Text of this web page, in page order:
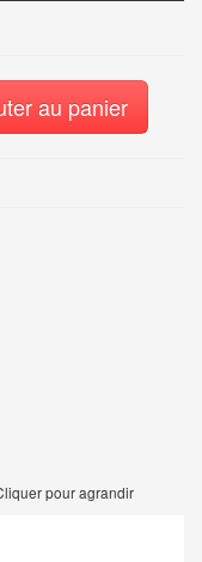
au panier
pour agrandir